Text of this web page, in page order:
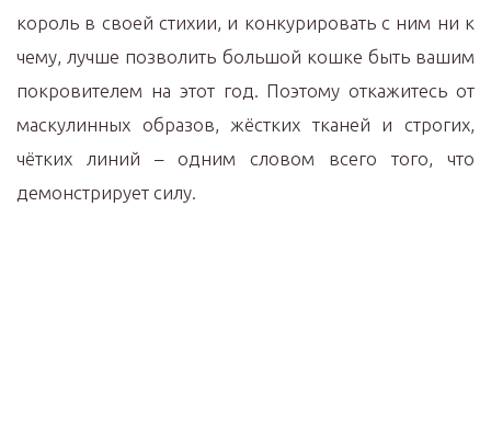
король в своей стихии, и конкурировать с ним ни к
чему, лучше позволить большой кошке быть вашим
покровителем на этот год. Поэтому откажитесь от
маскулинных образов, жёстких тканей и строгих,
чётких линий – одним словом всего того, что
демонстрирует силу.